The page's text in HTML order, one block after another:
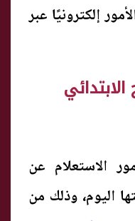
إلكترونيًا عبر
الاستعلام عن
اليوم، وذلك من